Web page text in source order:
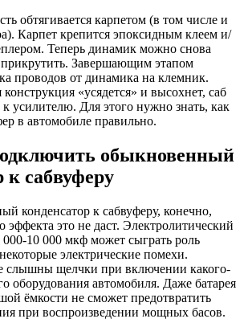
обтягивается карпетом (в том числе и
Карпет крепится эпоксидным клеем и/
Теперь динамик можно снова
Завершающим этапом
проводов от динамика на клемник.
«усядется» и высохнет, саб
усилителю. Для этого нужно знать, как
в автомобиле правильно.
обыкновенный
к сабвуферу
конденсатор к сабвуферу, конечно,
это не даст. Электролитический
10 000 мкф может сыграть роль
электрические помехи.
слышны щелчки при включении какого-
оборудования автомобиля. Даже батарея
ёмкости не сможет предотвратить
при воспроизведении мощных басов.